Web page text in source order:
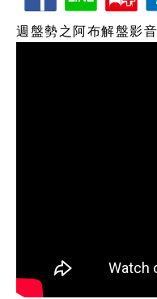
藏
週盤勢之阿布解盤影音